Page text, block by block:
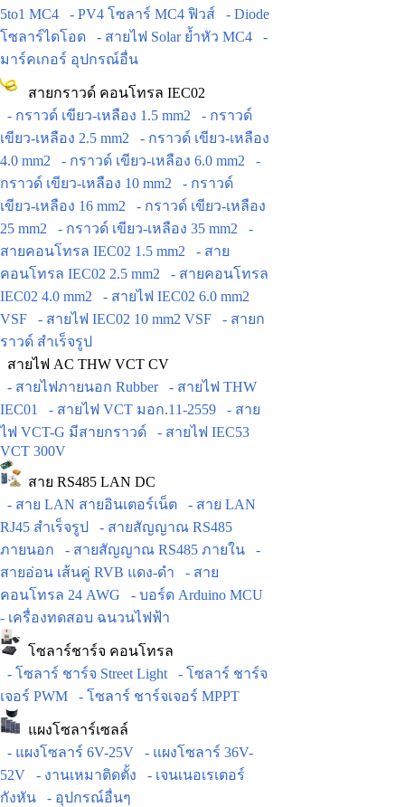
5to1 MC4
- PV4 โซลาร์ MC4 ฟิวส์
- Diode
โซลาร์ไดโอด
- สายไฟ Solar ย้ำหัว MC4
-
มาร์คเกอร์ อุปกรณ์อื่น
สายกราวด์ คอนโทรล IEC02
- กราวด์ เขียว-เหลือง 1.5 mm2
- กราวด์
เขียว-เหลือง 2.5 mm2
- กราวด์ เขียว-เหลือง
4.0 mm2
- กราวด์ เขียว-เหลือง 6.0 mm2
-
กราวด์ เขียว-เหลือง 10 mm2
- กราวด์
เขียว-เหลือง 16 mm2
- กราวด์ เขียว-เหลือง
25 mm2
- กราวด์ เขียว-เหลือง 35 mm2
-
สายคอนโทรล IEC02 1.5 mm2
- สาย
คอนโทรล IEC02 2.5 mm2
- สายคอนโทรล
IEC02 4.0 mm2
- สายไฟ IEC02 6.0 mm2
VSF
- สายไฟ IEC02 10 mm2 VSF
- สายก
ราวด์ สำเร็จรูป
สายไฟ AC THW VCT CV
- สายไฟภายนอก Rubber
- สายไฟ THW
IEC01
- สายไฟ VCT มอก.11-2559
- สาย
ไฟ VCT-G มีสายกราวด์
- สายไฟ IEC53
VCT 300V
สาย RS485 LAN DC
- สาย LAN สายอินเตอร์เน็ต
- สาย LAN
RJ45 สำเร็จรูป
- สายสัญญาณ RS485
ภายนอก
- สายสัญญาณ RS485 ภายใน
-
สายอ่อน เส้นคู่ RVB แดง-ดำ
- สาย
คอนโทรล 24 AWG
- บอร์ด Arduino MCU
- เครื่องทดสอบ ฉนวนไฟฟ้า
โซลาร์ชาร์จ คอนโทรล
- โซลาร์ ชาร์จ Street Light
- โซลาร์ ชาร์จ
เจอร์ PWM
- โซลาร์ ชาร์จเจอร์ MPPT
แผงโซลาร์เซลล์
- แผงโซลาร์ 6V-25V
- แผงโซลาร์ 36V-
52V
- งานเหมาติดตั้ง
- เจนเนอเรเตอร์
กังหัน
- อุปกรณ์อื่นๆ